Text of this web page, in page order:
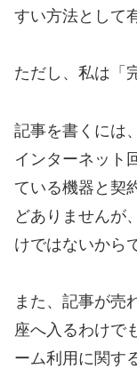
すい方法として
ただし、私は「
記事を書くには
インターネット
ている機器と契
どありませんが
けではないから
また、記事が売
座へ入るわけで
ーム利用に関す